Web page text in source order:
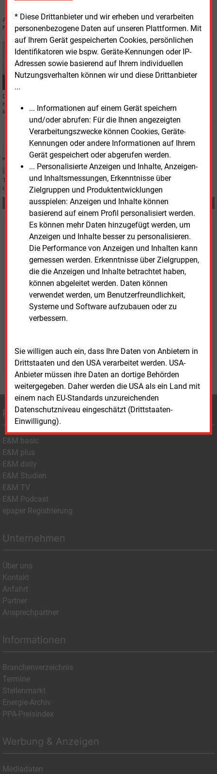
* Diese Drittanbieter und wir erheben und verarbeiten
personenbezogene Daten auf unseren Plattformen. Mit
auf Ihrem Gerät gespeicherten Cookies, persönlichen
Identifikatoren wie bspw. Geräte-Kennungen oder IP-
Adressen sowie basierend auf Ihrem individuellen
Nutzungsverhalten können wir und diese Drittanbieter
...
... Informationen auf einem Gerät speichern
und/oder abrufen: Für die Ihnen angezeigten
Verarbeitungszwecke können Cookies, Geräte-
Kennungen oder andere Informationen auf Ihrem
Gerät gespeichert oder abgerufen werden.
... Personalisierte Anzeigen und Inhalte, Anzeigen-
und Inhaltsmessungen, Erkenntnisse über
Zielgruppen und Produktentwicklungen
ausspielen: Anzeigen und Inhalte können
basierend auf einem Profil personalisiert werden.
Es können mehr Daten hinzugefügt werden, um
Anzeigen und Inhalte besser zu personalisieren.
Die Performance von Anzeigen und Inhalten kann
gemessen werden. Erkenntnisse über Zielgruppen,
die die Anzeigen und Inhalte betrachtet haben,
können abgeleitet werden. Daten können
verwendet werden, um Benutzerfreundlichkeit,
Systeme und Software aufzubauen oder zu
verbessern.
Sie willigen auch ein, dass Ihre Daten von Anbietern in
Drittstaaten und den USA verarbeitet werden. USA-
Anbieter müssen ihre Daten an dortige Behörden
weitergegeben. Daher werden die USA als ein Land mit
einem nach EU-Standards unzureichenden
Datenschutzniveau eingeschätzt (Drittstaaten-
Einwilligung).
Anna Mascolo wechselt von Shell zu Vestas und übernimmt die Leitung für
Nord- und Mitteleuropa sowie das weltweite Offshore-Geschäft.
Montag, 3.08.2026, 16:50
PERSONALIE
Stadtwerke-Chef kündigt fast zwei Jahre im Voraus
Der Geschäftsführer-Vertrag einer schleswig-holsteinischen Stadtwerke-
Kooperation sieht die automatische Verlängerung vor, wenn niemand
kündigt. Jetzt hat der Amtsinhaber gekündigt.
Montag, 3.08.2026, 16:27
E&M PERSONALIE
EEX ordnet ihre Führungsspitze neu
Tobias Paulun hat die Führung der EEX übernommen. Er folgt auf Peter Reitz,
der die Leipziger Energiebörse seit 2011 geleitet hatte.
Teilen:
Haben Sie Interesse an Content oder
Mehrfachzugängen für Ihr Unternehmen?
Sprechen Sie uns an, wenn Sie Fragen zur Nutzung von
E&M-Inhalten oder den verschiedenen Abonnement-
Paketen haben.
Das E&M-Vertriebsteam freut sich unter Tel. 08152 / 93
11-77 oder unter
WEITERE INFORMATIONEN
Produkte
E&M basic
E&M plus
E&M daily
E&M Studien
E&M TV
E&M Podcast
epaper Registrierung
Unternehmen
Über uns
Kontakt
Anfahrt
Partner
Ansprechpartner
Informationen
Branchenverzeichnis
Termine
Stellenmarkt
Energie-Archiv
PPA-Preisindex
Werbung & Anzeigen
Mediadaten